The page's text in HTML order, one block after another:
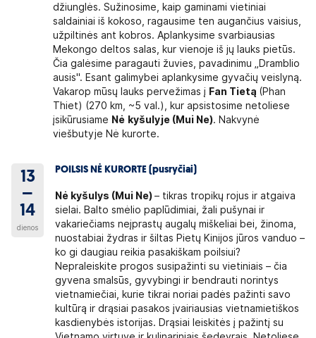
džiunglės. Sužinosime, kaip gaminami vietiniai
saldainiai iš kokoso, ragausime ten augančius vaisius,
užpiltinės ant kobros. Aplankysime svarbiausias
Mekongo deltos salas, kur vienoje iš jų lauks pietūs.
Čia galėsime paragauti žuvies, pavadinimu „Dramblio
ausis". Esant galimybei aplankysime gyvačių veislyną.
Vakarop mūsų lauks pervežimas į Fan Tietą (Phan
Thiet) (270 km, ~5 val.), kur apsistosime netoliese
įsikūrusiame Nė kyšulyje (Mui Ne). Nakvynė
viešbutyje Nė kurorte.
13
–
14
dienos
POILSIS NĖ KURORTE (pusryčiai)
Nė kyšulys (Mui Ne)– tikras tropikų rojus ir atgaiva
sielai. Balto smėlio paplūdimiai, žali pušynai ir
vakariečiams neįprastų augalų miškeliai bei, žinoma,
nuostabiai žydras ir šiltas Pietų Kinijos jūros vanduo –
ko gi daugiau reikia pasakiškam poilsiui?
Nepraleiskite progos susipažinti su vietiniais – čia
gyvena smalsūs, gyvybingi ir bendrauti norintys
vietnamiečiai, kurie tikrai noriai padės pažinti savo
kultūrą ir drąsiai pasakos įvairiausias vietnamietiškos
kasdienybės istorijas. Drąsiai leiskitės į pažintį su